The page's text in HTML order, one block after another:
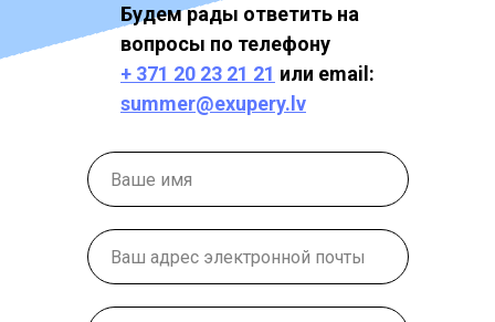
Будем рады ответить на
вопросы по телефону
+ 371 20 23 21 21 или email:
summer@exupery.lv